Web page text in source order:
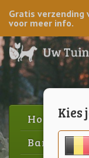
Kies
Gratis verzending
voor meer info.
Home
Barbecue